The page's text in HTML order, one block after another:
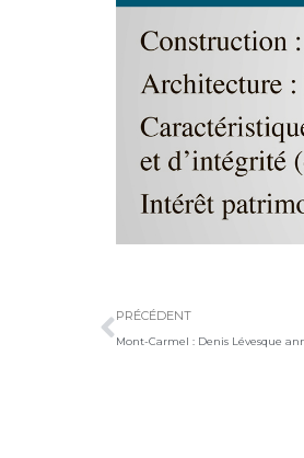
PRÉCÉDENT
Mont-Carmel : Denis Lévesque